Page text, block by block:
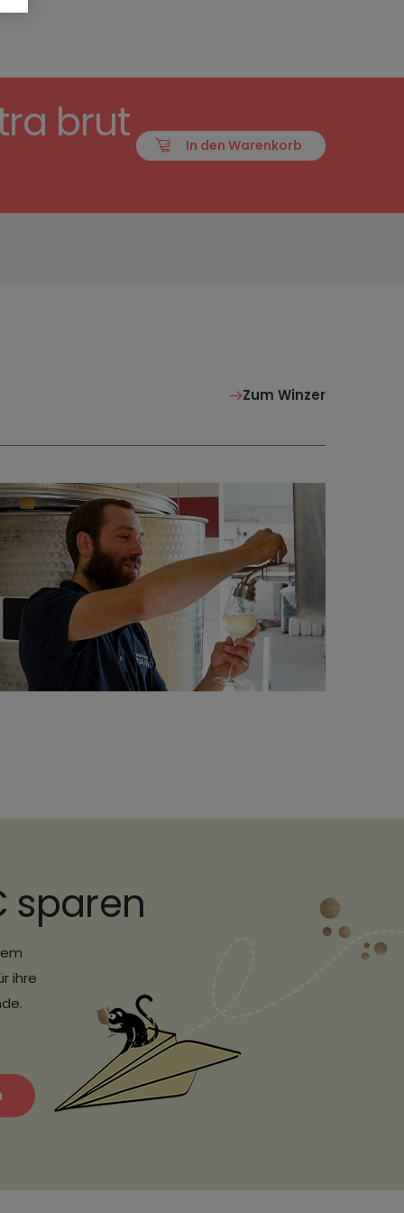
brut
In den Warenkorb
Zum Winzer
sparen
ihre